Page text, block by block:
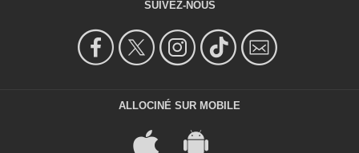
SUIVEZ-NOUS
ALLOCINÉ SUR MOBILE